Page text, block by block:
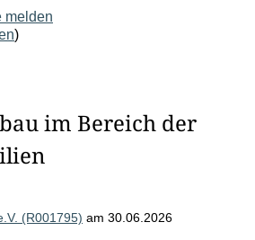
melden
)
im Bereich der
(R001795) am 30.06.2026